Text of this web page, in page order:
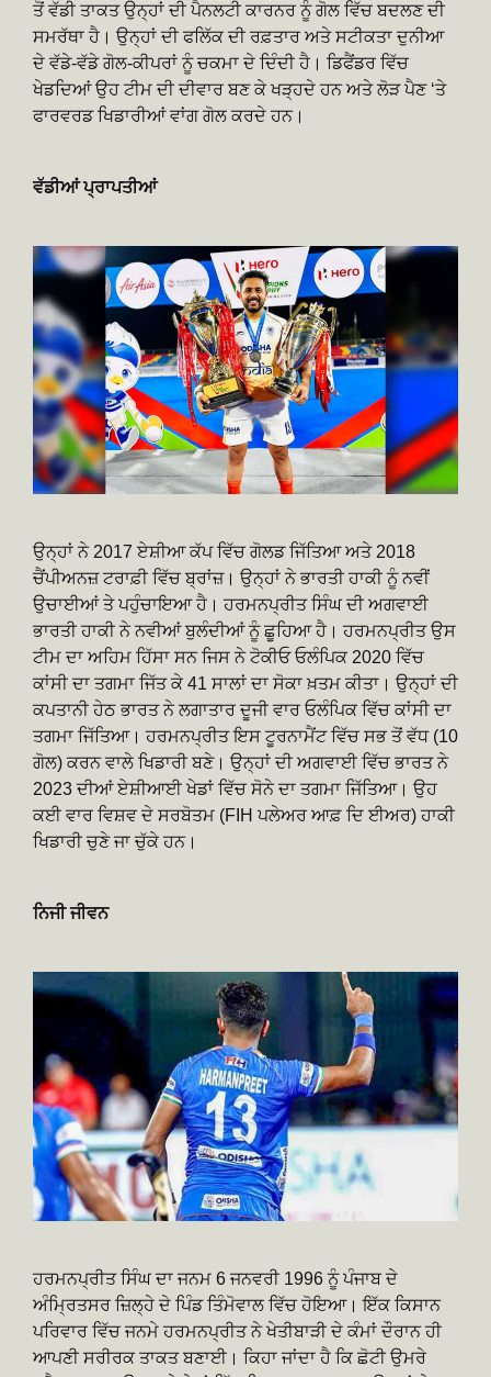
ਤੋਂ ਵੱਡੀ ਤਾਕਤ ਉਨ੍ਹਾਂ ਦੀ ਪੈਨਲਟੀ ਕਾਰਨਰ ਨੂੰ ਗੋਲ ਵਿੱਚ ਬਦਲਣ ਦੀ
ਸਮਰੱਥਾ ਹੈ। ਉਨ੍ਹਾਂ ਦੀ ਫਲਿੱਕ ਦੀ ਰਫ਼ਤਾਰ ਅਤੇ ਸਟੀਕਤਾ ਦੁਨੀਆ
ਦੇ ਵੱਡੇ-ਵੱਡੇ ਗੋਲ-ਕੀਪਰਾਂ ਨੂੰ ਚਕਮਾ ਦੇ ਦਿੰਦੀ ਹੈ। ਡਿਫੈਂਡਰ ਵਿੱਚ
ਖੇਡਦਿਆਂ ਉਹ ਟੀਮ ਦੀ ਦੀਵਾਰ ਬਣ ਕੇ ਖੜ੍ਹਦੇ ਹਨ ਅਤੇ ਲੋੜ ਪੈਣ ‘ਤੇ
ਫਾਰਵਰਡ ਖਿਡਾਰੀਆਂ ਵਾਂਗ ਗੋਲ ਕਰਦੇ ਹਨ।
ਵੱਡੀਆਂ ਪ੍ਰਾਪਤੀਆਂ
ਉਨ੍ਹਾਂ ਨੇ 2017 ਏਸ਼ੀਆ ਕੱਪ ਵਿੱਚ ਗੋਲਡ ਜਿੱਤਿਆ ਅਤੇ 2018
ਚੈਂਪੀਅਨਜ਼ ਟਰਾਫ਼ੀ ਵਿੱਚ ਬ੍ਰਾਂਜ਼। ਉਨ੍ਹਾਂ ਨੇ ਭਾਰਤੀ ਹਾਕੀ ਨੂੰ ਨਵੀਂ
ਉਚਾਈਆਂ ਤੇ ਪਹੁੰਚਾਇਆ ਹੈ। ਹਰਮਨਪ੍ਰੀਤ ਸਿੰਘ ਦੀ ਅਗਵਾਈ
ਭਾਰਤੀ ਹਾਕੀ ਨੇ ਨਵੀਆਂ ਬੁਲੰਦੀਆਂ ਨੂੰ ਛੂਹਿਆ ਹੈ। ਹਰਮਨਪ੍ਰੀਤ ਉਸ
ਟੀਮ ਦਾ ਅਹਿਮ ਹਿੱਸਾ ਸਨ ਜਿਸ ਨੇ ਟੋਕੀਓ ਓਲੰਪਿਕ 2020 ਵਿੱਚ
ਕਾਂਸੀ ਦਾ ਤਗਮਾ ਜਿੱਤ ਕੇ 41 ਸਾਲਾਂ ਦਾ ਸੋਕਾ ਖ਼ਤਮ ਕੀਤਾ। ਉਨ੍ਹਾਂ ਦੀ
ਕਪਤਾਨੀ ਹੇਠ ਭਾਰਤ ਨੇ ਲਗਾਤਾਰ ਦੂਜੀ ਵਾਰ ਓਲੰਪਿਕ ਵਿੱਚ ਕਾਂਸੀ ਦਾ
ਤਗਮਾ ਜਿੱਤਿਆ। ਹਰਮਨਪ੍ਰੀਤ ਇਸ ਟੂਰਨਾਮੈਂਟ ਵਿੱਚ ਸਭ ਤੋਂ ਵੱਧ (10
ਗੋਲ) ਕਰਨ ਵਾਲੇ ਖਿਡਾਰੀ ਬਣੇ। ਉਨ੍ਹਾਂ ਦੀ ਅਗਵਾਈ ਵਿੱਚ ਭਾਰਤ ਨੇ
2023 ਦੀਆਂ ਏਸ਼ੀਆਈ ਖੇਡਾਂ ਵਿੱਚ ਸੋਨੇ ਦਾ ਤਗਮਾ ਜਿੱਤਿਆ। ਉਹ
ਕਈ ਵਾਰ ਵਿਸ਼ਵ ਦੇ ਸਰਬੋਤਮ (FIH ਪਲੇਅਰ ਆਫ਼ ਦਿ ਈਅਰ) ਹਾਕੀ
ਖਿਡਾਰੀ ਚੁਣੇ ਜਾ ਚੁੱਕੇ ਹਨ।
ਨਿਜੀ ਜੀਵਨ
ਹਰਮਨਪ੍ਰੀਤ ਸਿੰਘ ਦਾ ਜਨਮ 6 ਜਨਵਰੀ 1996 ਨੂੰ ਪੰਜਾਬ ਦੇ
ਅੰਮ੍ਰਿਤਸਰ ਜ਼ਿਲ੍ਹੇ ਦੇ ਪਿੰਡ ਤਿੰਮੋਵਾਲ ਵਿੱਚ ਹੋਇਆ। ਇੱਕ ਕਿਸਾਨ
ਪਰਿਵਾਰ ਵਿੱਚ ਜਨਮੇ ਹਰਮਨਪ੍ਰੀਤ ਨੇ ਖੇਤੀਬਾੜੀ ਦੇ ਕੰਮਾਂ ਦੌਰਾਨ ਹੀ
ਆਪਣੀ ਸਰੀਰਕ ਤਾਕਤ ਬਣਾਈ। ਕਿਹਾ ਜਾਂਦਾ ਹੈ ਕਿ ਛੋਟੀ ਉਮਰੇ